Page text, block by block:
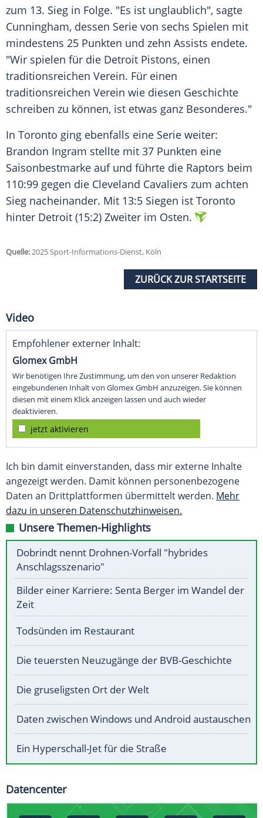
zum 13. Sieg in Folge. "Es ist unglaublich", sagte
Cunningham, dessen Serie von sechs Spielen mit
mindestens 25 Punkten und zehn Assists endete.
"Wir spielen für die Detroit Pistons, einen
traditionsreichen Verein. Für einen
traditionsreichen Verein wie diesen Geschichte
schreiben zu können, ist etwas ganz Besonderes."
In Toronto ging ebenfalls eine Serie weiter:
Brandon Ingram stellte mit 37 Punkten eine
Saisonbestmarke auf und führte die Raptors beim
110:99 gegen die Cleveland Cavaliers zum achten
Sieg nacheinander. Mit 13:5 Siegen ist Toronto
hinter Detroit (15:2) Zweiter im Osten.
Quelle:2025 Sport-Informations-Dienst, Köln
ZURÜCK ZUR STARTSEITE
Video
Empfohlener externer Inhalt:
Glomex GmbH
Wir benötigen Ihre Zustimmung, um den von unserer Redaktion
eingebundenen Inhalt von Glomex GmbH anzuzeigen. Sie können
diesen mit einem Klick anzeigen lassen und auch wieder
deaktivieren.
jetzt aktivieren
Ich bin damit einverstanden, dass mir externe Inhalte
angezeigt werden. Damit können personenbezogene
Daten an Drittplattformen übermittelt werden. Mehr
dazu in unseren Datenschutzhinweisen.
Unsere Themen-Highlights
Dobrindt nennt Drohnen-Vorfall "hybrides
Anschlagsszenario"
Bilder einer Karriere: Senta Berger im Wandel der
Zeit
Todsünden im Restaurant
Die teuersten Neuzugänge der BVB-Geschichte
Die gruseligsten Ort der Welt
Daten zwischen Windows und Android austauschen
Ein Hyperschall-Jet für die Straße
Datencenter